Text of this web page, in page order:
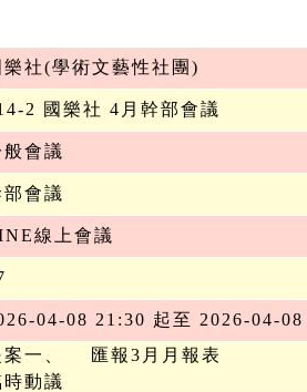
樂社(學術文藝性社團)
2 國樂社 4月幹部會議
般會議
部會議
線上會議
04-08 21:30 起至 2026-04-
、	匯報3月月報表
時動議